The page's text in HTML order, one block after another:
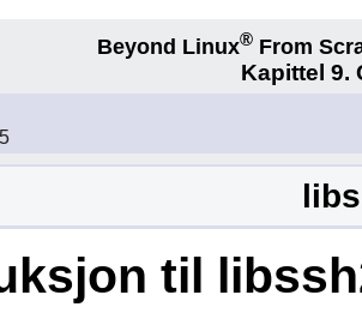
Beyond Linux®From
Kapittel 9.
til